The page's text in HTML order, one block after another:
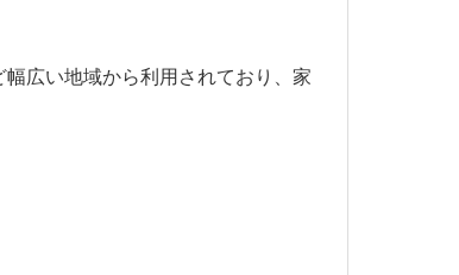
広い地域から利用されており、家